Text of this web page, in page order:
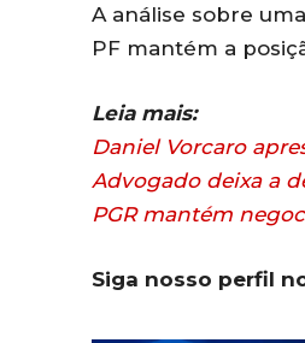
A análise sobre
PF mantém a
Leia mais:
Daniel Vorcaro
Advogado deixa a
PGR mantém
Siga nosso perfil